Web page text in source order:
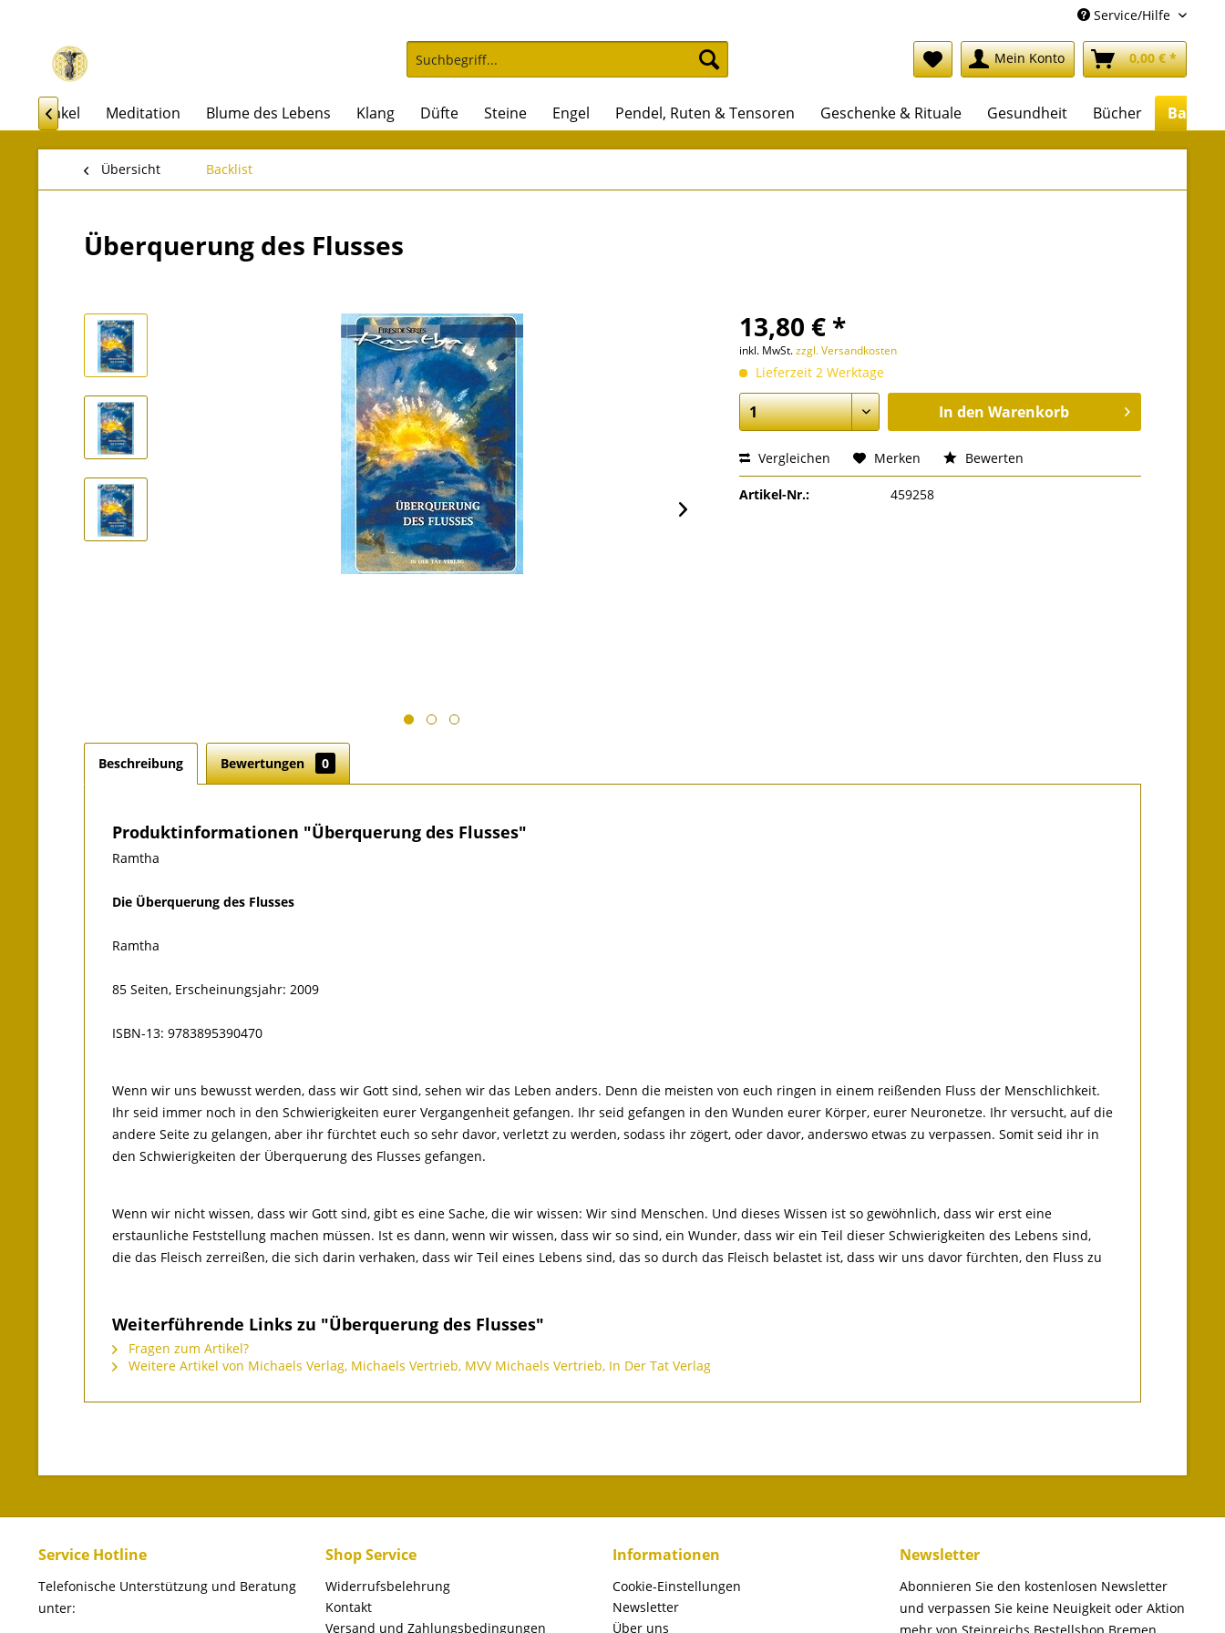
Service/Hilfe
Mein Konto 0,00 € *
& Orakel Meditation Blume des Lebens Klang Düfte Steine Engel Pendel, Ruten & Tensoren Geschenke & Rituale Gesundheit Bücher Backlist

Übersicht Backlist
Überquerung des Flusses
13,80 € *
inkl. MwSt.zzgl. Versandkosten
Lieferzeit 2 Werktage
In den Warenkorb
Vergleichen Merken Bewerten
Artikel-Nr.: 459258
Beschreibung Bewertungen 0
Produktinformationen "Überquerung des Flusses"
Ramtha
Die Überquerung des Flusses
Ramtha
85 Seiten, Erscheinungsjahr: 2009
ISBN-13: 9783895390470
Wenn wir uns bewusst werden, dass wir Gott sind, sehen wir das Leben anders. Denn die meisten von euch ringen in einem reißenden Fluss der Menschlichkeit.
Ihr seid immer noch in den Schwierigkeiten eurer Vergangenheit gefangen. Ihr seid gefangen in den Wunden eurer Körper, eurer Neuronetze. Ihr versucht, auf die
andere Seite zu gelangen, aber ihr fürchtet euch so sehr davor, verletzt zu werden, sodass ihr zögert, oder davor, anderswo etwas zu verpassen. Somit seid ihr in
den Schwierigkeiten der Überquerung des Flusses gefangen.
Wenn wir nicht wissen, dass wir Gott sind, gibt es eine Sache, die wir wissen: Wir sind Menschen. Und dieses Wissen ist so gewöhnlich, dass wir erst eine
erstaunliche Feststellung machen müssen. Ist es dann, wenn wir wissen, dass wir so sind, ein Wunder, dass wir ein Teil dieser Schwierigkeiten des Lebens sind,
die das Fleisch zerreißen, die sich darin verhaken, dass wir Teil eines Lebens sind, das so durch das Fleisch belastet ist, dass wir uns davor fürchten, den Fluss zu
Weiterführende Links zu "Überquerung des Flusses"
Fragen zum Artikel?
Weitere Artikel von Michaels Verlag, Michaels Vertrieb, MVV Michaels Vertrieb, In Der Tat Verlag
Service Hotline
Telefonische Unterstützung und Beratung
unter:
Shop Service
Widerrufsbelehrung
Kontakt
Versand und Zahlungsbedingungen
Informationen
Cookie-Einstellungen
Newsletter
Über uns
Newsletter
Abonnieren Sie den kostenlosen Newsletter
und verpassen Sie keine Neuigkeit oder Aktion